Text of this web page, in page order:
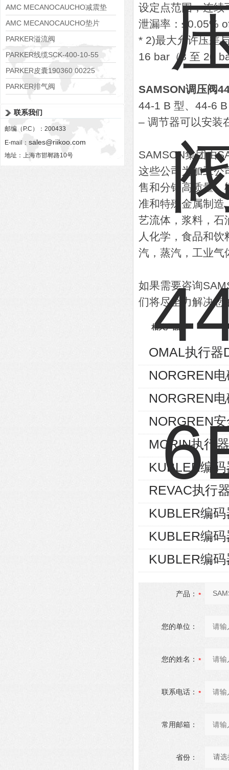
138552
AMC MECANOCAUCHO减震垫
138551
AMC MECANOCAUCHO垫片
608074
PARKER溢流阀
RE06M35W2N1KWXG087
PARKER线缆SCK-400-10-55
PARKER皮囊190360 00225
PARKER排气阀
联系我们
邮编（P.C）：200433
E-mail： sales@riikoo.com
地址：上海市邯郸路10号
设定点范围，连续
泄漏率：≤0.05%
* 2)最大允许压差
16 bar（8 至 20
SAMSON调压阀
44-1 B 型、44-6
– 调节器可以安装
SAMSON集团由
这些公司为加工公
售和分销高质量，
准和特殊金属制造
艺流体，浆料，石
人化学，食品和
汽，蒸汽，工业气
如果需要咨询
们将尽全力解决您
相关产品
OMAL执行器
NORGREN
NORGREN
NORGREN
MORIN执行
KUBLER编
REVAC执行
KUBLER编
KUBLER编
KUBLER编
产品：
您的单位：
您的姓名：
联系电话：
常用邮箱：
省份：